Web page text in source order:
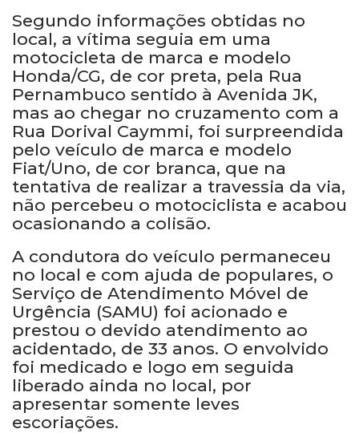
Segundo informações obtidas no
local, a vítima seguia em uma
motocicleta de marca e modelo
Honda/CG, de cor preta, pela Rua
Pernambuco sentido à Avenida JK,
mas ao chegar no cruzamento com a
Rua Dorival Caymmi, foi surpreendida
pelo veículo de marca e modelo
Fiat/Uno, de cor branca, que na
tentativa de realizar a travessia da via,
não percebeu o motociclista e acabou
ocasionando a colisão.
A condutora do veículo permaneceu
no local e com ajuda de populares, o
Serviço de Atendimento Móvel de
Urgência (SAMU) foi acionado e
prestou o devido atendimento ao
acidentado, de 33 anos. O envolvido
foi medicado e logo em seguida
liberado ainda no local, por
apresentar somente leves
escoriações.